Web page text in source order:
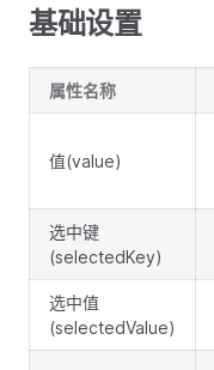
基础设置
属性名称
值(value)
选中键
(selectedKey)
选中值
(selectedValue)